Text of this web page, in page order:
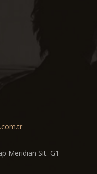
Meridian Sit. G1